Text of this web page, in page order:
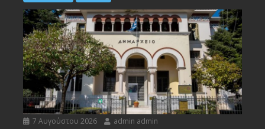
7 Αυγούστου 2026 admin admin